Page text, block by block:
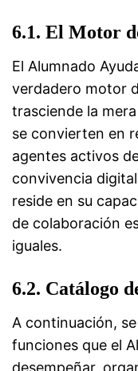
6.1. El Motor
El Alumnado
verdadero motor
trasciende la
se convierten en
agentes activos
convivencia
reside en su
de colaboración
iguales.
6.2. Catálogo
A continuación,
funciones que el